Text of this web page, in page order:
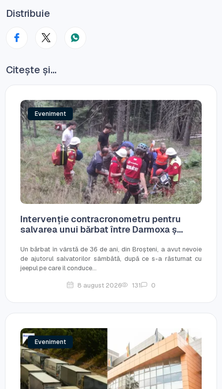
Distribuie
Citește și...
Eveniment
Intervenție contracronometru pentru
salvarea unui bărbat între Darmoxa ș...
Un bărbat în vârstă de 36 de ani, din Broșteni, a avut nevoie
de ajutorul salvatorilor sâmbătă, după ce s-a răsturnat cu
jeepul pe care îl conduce...
8 august 2026 131 0
Eveniment